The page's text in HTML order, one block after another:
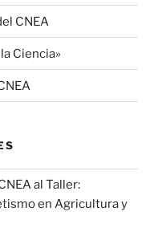
CNEA
Ciencia»
al Taller:
en Agricultura y